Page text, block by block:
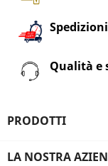
Qualità e
PRODOTTI
LA NOSTRA